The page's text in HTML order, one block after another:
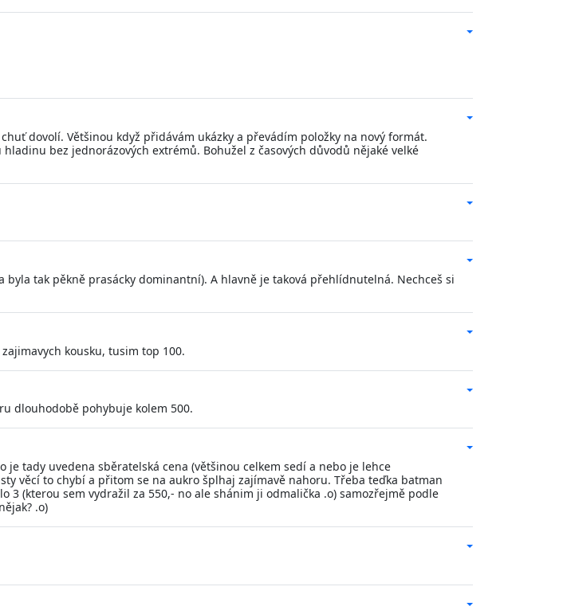
dovolí. Většinou když přidávám ukázky a převádím položky na nový formát.
bez jednorázových extrémů. Bohužel z časových důvodů nějaké velké
tak pěkně prasácky dominantní). A hlavně je taková přehlídnutelná. Nechceš si
kousku, tusim top 100.
dlouhodobě pohybuje kolem 500.
tady uvedena sběratelská cena (většinou celkem sedí a nebo je lehce
věcí to chybí a přitom se na aukro šplhaj zajímavě nahoru. Třeba teďka batman
(kterou sem vydražil za 550,- no ale shánim ji odmalička .o) samozřejmě podle
.o)